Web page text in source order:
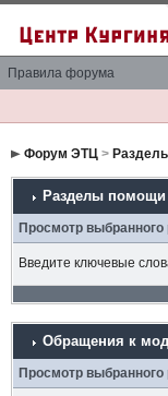
Правила форума
Форум ЭТЦ>
Разделы помощи
Просмотр выбранного
Введите ключевые
Обращения к
Просмотр выбранного